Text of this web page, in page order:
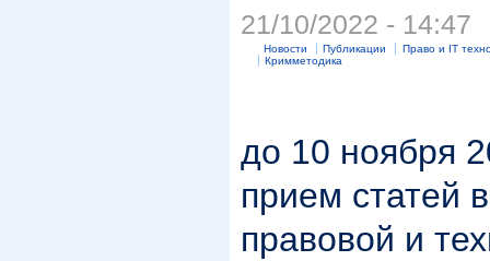
21/10/2022 - 14:47
Новости Публикации
Право и IT
Кримметодика
до 10 ноября
прием статей
правовой и